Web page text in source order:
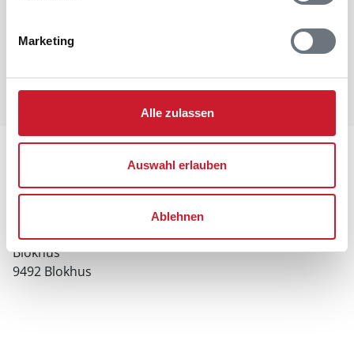
Marketing
Alle zulassen
Auswahl erlauben
Ablehnen
Adresse
Højlyngen 1
Blokhus
9492 Blokhus